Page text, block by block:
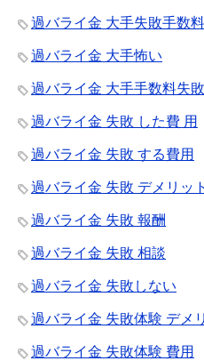
過バライ金 大手失敗手数料
過バライ金 大手怖い
過バライ金 大手手数料失
過バライ金 失敗 した費 用
過バライ金 失敗 する費用
過バライ金 失敗 デメリット
過バライ金 失敗 報酬
過バライ金 失敗 相談
過バライ金 失敗しない
過バライ金 失敗体験 デメ
過バライ金 失敗体験 費用